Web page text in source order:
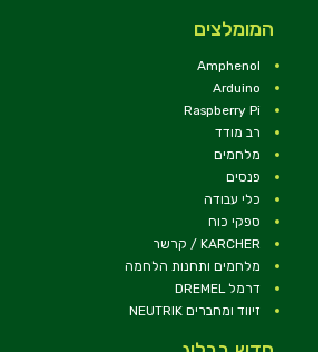
המומלצים
Amphenol
Arduino
Raspberry Pi
רב מודד
מלחמים
פנסים
כלי עבודה
ספקי כוח
KARCHER / קרשר
מלחמים ותחנות הלחמה
דרמל DREMEL
זיווד ומחברים NEUTRIK